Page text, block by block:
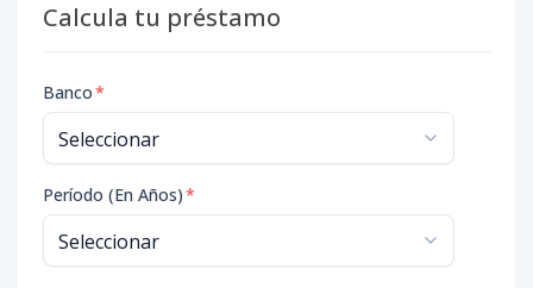
Calcula tu préstamo
Banco*
Período (En Años)*